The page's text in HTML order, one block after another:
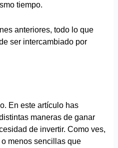
tiempo.
anteriores, todo lo que
ser intercambiado por
En este artículo has
maneras de ganar
de invertir. Como ves,
menos sencillas que